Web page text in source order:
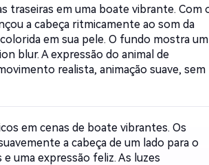
traseiras em uma boate vibrante. Com
a cabeça ritmicamente ao som da
em sua pele. O fundo mostra um
blur. A expressão do animal de
realista, animação suave, sem
em cenas de boate vibrantes. Os
a cabeça de um lado para o
uma expressão feliz. As luzes